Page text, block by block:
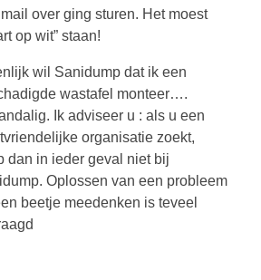
over ging sturen. Het moest
op wit” staan!
wil Sanidump dat ik een
wastafel monteer….
Ik adviseer u : als u een
organisatie zoekt,
dan in ieder geval niet bij
Oplossen van een probleem
beetje meedenken is teveel